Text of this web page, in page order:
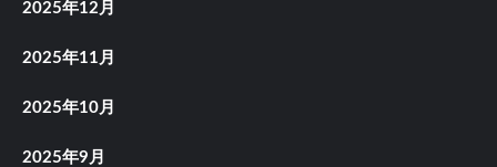
2025年12月
2025年11月
2025年10月
2025年9月